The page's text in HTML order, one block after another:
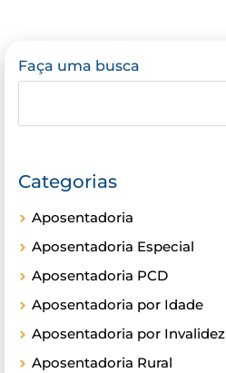
Faça uma busca
Categorias
Aposentadoria
Aposentadoria Especial
Aposentadoria PCD
Aposentadoria por Idade
Aposentadoria por Invalidez
Aposentadoria Rural